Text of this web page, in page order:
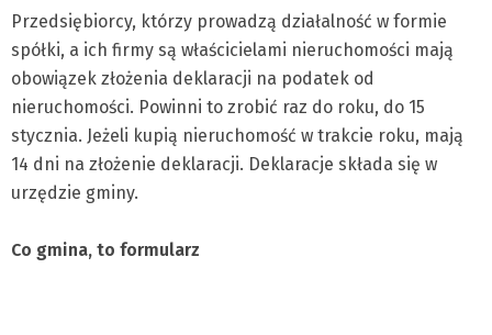
Przedsiębiorcy, którzy prowadzą działalność w formie
spółki, a ich firmy są właścicielami nieruchomości mają
obowiązek złożenia deklaracji na podatek od
nieruchomości. Powinni to zrobić raz do roku, do 15
stycznia. Jeżeli kupią nieruchomość w trakcie roku, mają
14 dni na złożenie deklaracji. Deklaracje składa się w
urzędzie gminy.
Co gmina, to formularz